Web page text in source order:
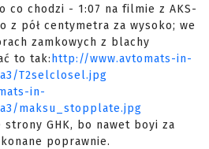
co chodzi - 1:07 na filmie z AKS-
z pół centymetra za wysoko; we
zamkowych z blachy
to tak: http://www.avtomats-in-
T2selclosel.jpg
in-
maksu_stopplate.jpg
strony GHK, bo nawet boyi za
poprawnie.